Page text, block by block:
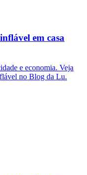
em casa
e economia. Veja
no Blog da Lu.